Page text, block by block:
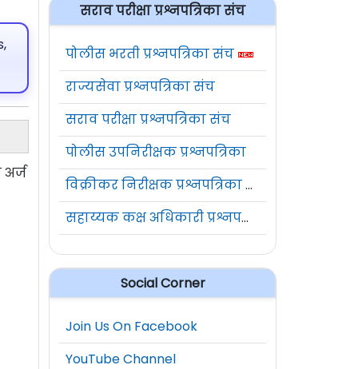
सराव परीक्षा प्रश्नपत्रिका संच
पोलीस भरती प्रश्नपत्रिका संच
राज्यसेवा प्रश्नपत्रिका संच
सराव परीक्षा प्रश्नपत्रिका संच
पोलीस उपनिरीक्षक प्रश्नपत्रिका
विक्रीकर निरीक्षक प्रश्नपत्रिका संच
सहाय्यक कक्ष अधिकारी प्रश्नपत्रिका संच
Social Corner
Join Us On Facebook
YouTube Channel